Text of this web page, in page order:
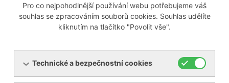
ppog-1-120-oxygen-generator-with-pressure-
swing-adsorption-technology-8944b.pdf
Volitelné příslušenství
Pro co nejpohodlnější používání webu potřebujeme váš
souhlas se zpracováním souborů cookies. Souhlas udělíte
kliknutím na tlačítko "Povolit vše".
Technické a bezpečnostní cookies